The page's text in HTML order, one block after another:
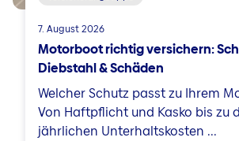
7. August 2026
Motorboot richtig versichern:
Diebstahl & Schäden
Welcher Schutz passt zu Ihrem
Von Haftpflicht und Kasko bis zu
jährlichen Unterhaltskosten ...